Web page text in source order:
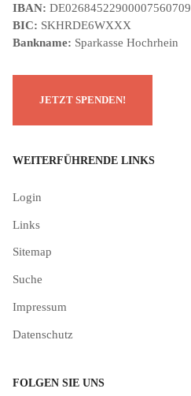
IBAN: DE02684522900007560709
BIC: SKHRDE6WXXX
Bankname: Sparkasse Hochrhein
WEITERFÜHRENDE LINKS
Login
Links
Sitemap
Suche
Impressum
Datenschutz
FOLGEN SIE UNS